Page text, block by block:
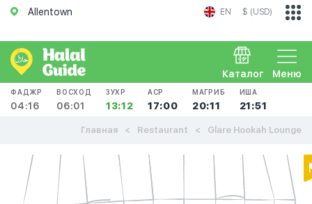
Allentown EN $ (USD)
Меню
Каталог
ФАДЖР
04:16
ВОСХОД
06:01
ЗУХР
13:12
АСР
17:00
МАГРИБ
20:11
ИША
21:51
Главная Restaurant Glare Hookah Lounge